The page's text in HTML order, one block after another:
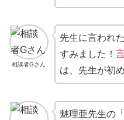
相談者Gさん
先生に言われ
すみました！
は、先生が初
魅理亜先生の